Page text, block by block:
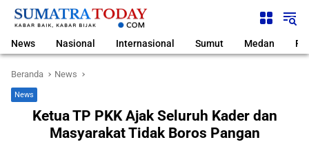
Langsung
News Nasional Internasional Sumut Medan
Beranda News
News
Ketua TP PKK Ajak Seluruh Kader dan
Masyarakat Tidak Boros Pangan